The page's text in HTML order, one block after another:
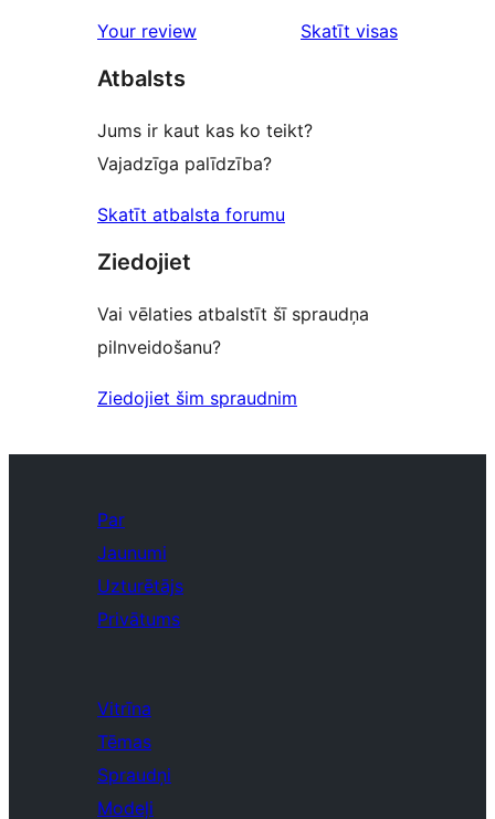
Your review
Skatīt visas
Atbalsts
Jums ir kaut kas ko teikt?
Vajadzīga palīdzība?
Skatīt atbalsta forumu
Ziedojiet
Vai vēlaties atbalstīt šī spraudņa
pilnveidošanu?
Ziedojiet šim spraudnim
Par
Jaunumi
Uzturētājs
Privātums
Vitrīna
Tēmas
Spraudņi
Modeļi